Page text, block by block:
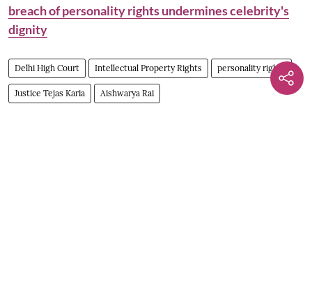
breach of personality rights undermines celebrity's
dignity
Delhi High Court Intellectual Property Rights personality rights
Justice Tejas Karia Aishwarya Rai